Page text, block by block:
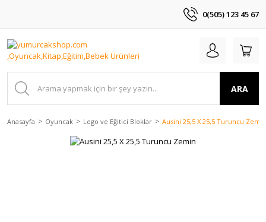
0(505) 123 45 67
ARA
Anasayfa Oyuncak Lego ve Eğitici Bloklar Ausini 25,5 X 25,5 Turuncu Zemin